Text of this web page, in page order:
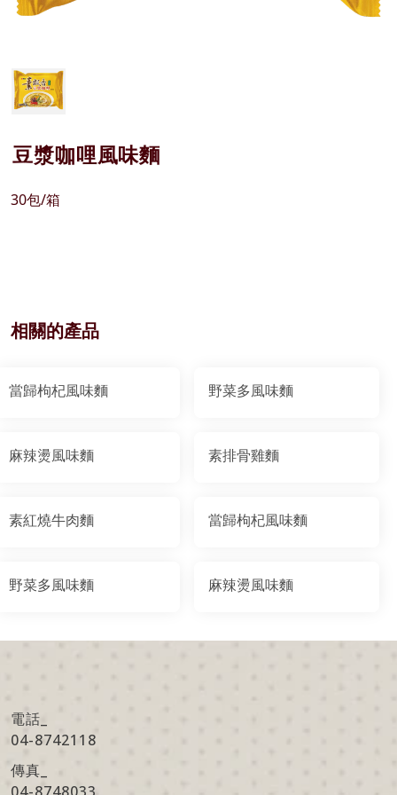
豆漿咖哩風味麵
30包/箱
相關的產品
當歸枸杞風味麵 野菜多風味麵
麻辣燙風味麵 素排骨雞麵
素紅燒牛肉麵 當歸枸杞風味麵
野菜多風味麵 麻辣燙風味麵
電話_
04-8742118
傳真